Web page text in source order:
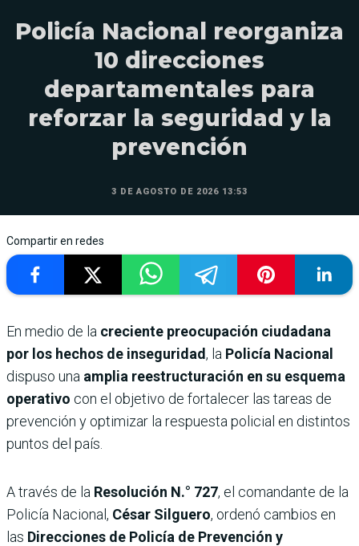
Policía Nacional reorganiza
10 direcciones
departamentales para
reforzar la seguridad y la
prevención
3 DE AGOSTO DE 2026 13:53
Compartir en redes
En medio de la creciente preocupación ciudadana
por los hechos de inseguridad, la Policía Nacional
dispuso una amplia reestructuración en su esquema
operativo con el objetivo de fortalecer las tareas de
prevención y optimizar la respuesta policial en distintos
puntos del país.
A través de la Resolución N.° 727, el comandante de la
Policía Nacional, César Silguero, ordenó cambios en
las Direcciones de Policía de Prevención y